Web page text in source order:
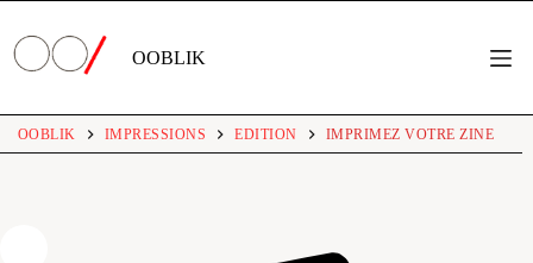
contenu
OOBLIK
OOBLIK IMPRESSIONS EDITION IMPRIMEZ VOTRE ZINE